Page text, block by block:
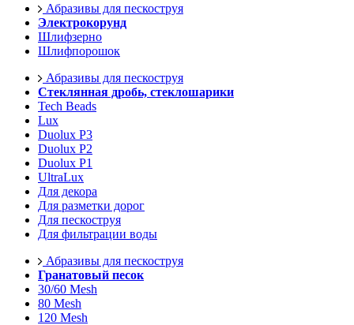
Абразивы для пескоструя
Электрокорунд
Шлифзерно
Шлифпорошок
Абразивы для пескоструя
Стеклянная дробь, стеклошарики
Tech Beads
Lux
Duolux P3
Duolux P2
Duolux P1
UltraLux
Для декора
Для разметки дорог
Для пескоструя
Для фильтрации воды
Абразивы для пескоструя
Гранатовый песок
30/60 Mesh
80 Mesh
120 Mesh